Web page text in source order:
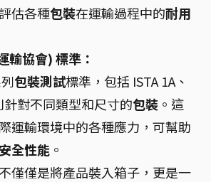
估各種包裝在運輸過程中的耐用
輸協會) 標準：
包裝測試標準，包括 ISTA 1A、
針對不同類型和尺寸的包裝 。這
運輸環境中的各種應力，可幫助
安全性能 。
僅僅是將產品裝入箱子，更是一